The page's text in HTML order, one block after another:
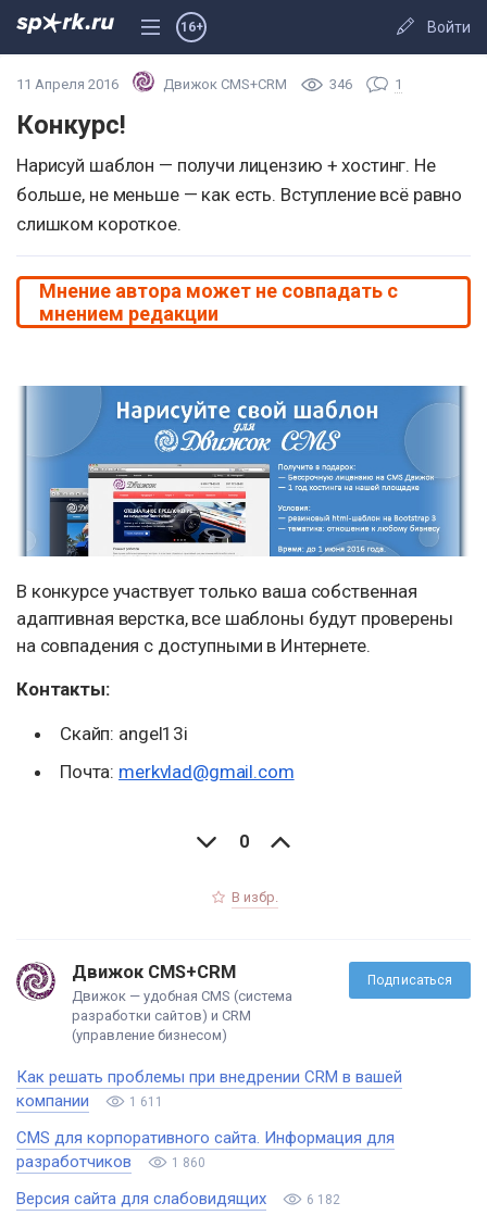
Войти
16+
11 Апреля 2016 Движок CMS+CRM 346 1
Конкурс!
Нарисуй шаблон — получи лицензию + хостинг. Не
больше, не меньше — как есть. Вступление всё равно
слишком короткое.
Мнение автора может не совпадать с
мнением редакции
В конкурсе участвует только ваша собственная
адаптивная верстка, все шаблоны будут проверены
на совпадения с доступными в Интернете.
Контакты:
Скайп: angel13i
Почта: merkvlad@gmail.com
0
В избр.
Подписаться
Движок CMS+CRM
Движок — удобная CMS (система
разработки сайтов) и CRM
(управление бизнесом)
​Как решать проблемы при внедрении CRM в вашей
компании
1 611
CMS для корпоративного сайта. Информация для
разработчиков
1 860
Версия сайта для слабовидящих 6 182